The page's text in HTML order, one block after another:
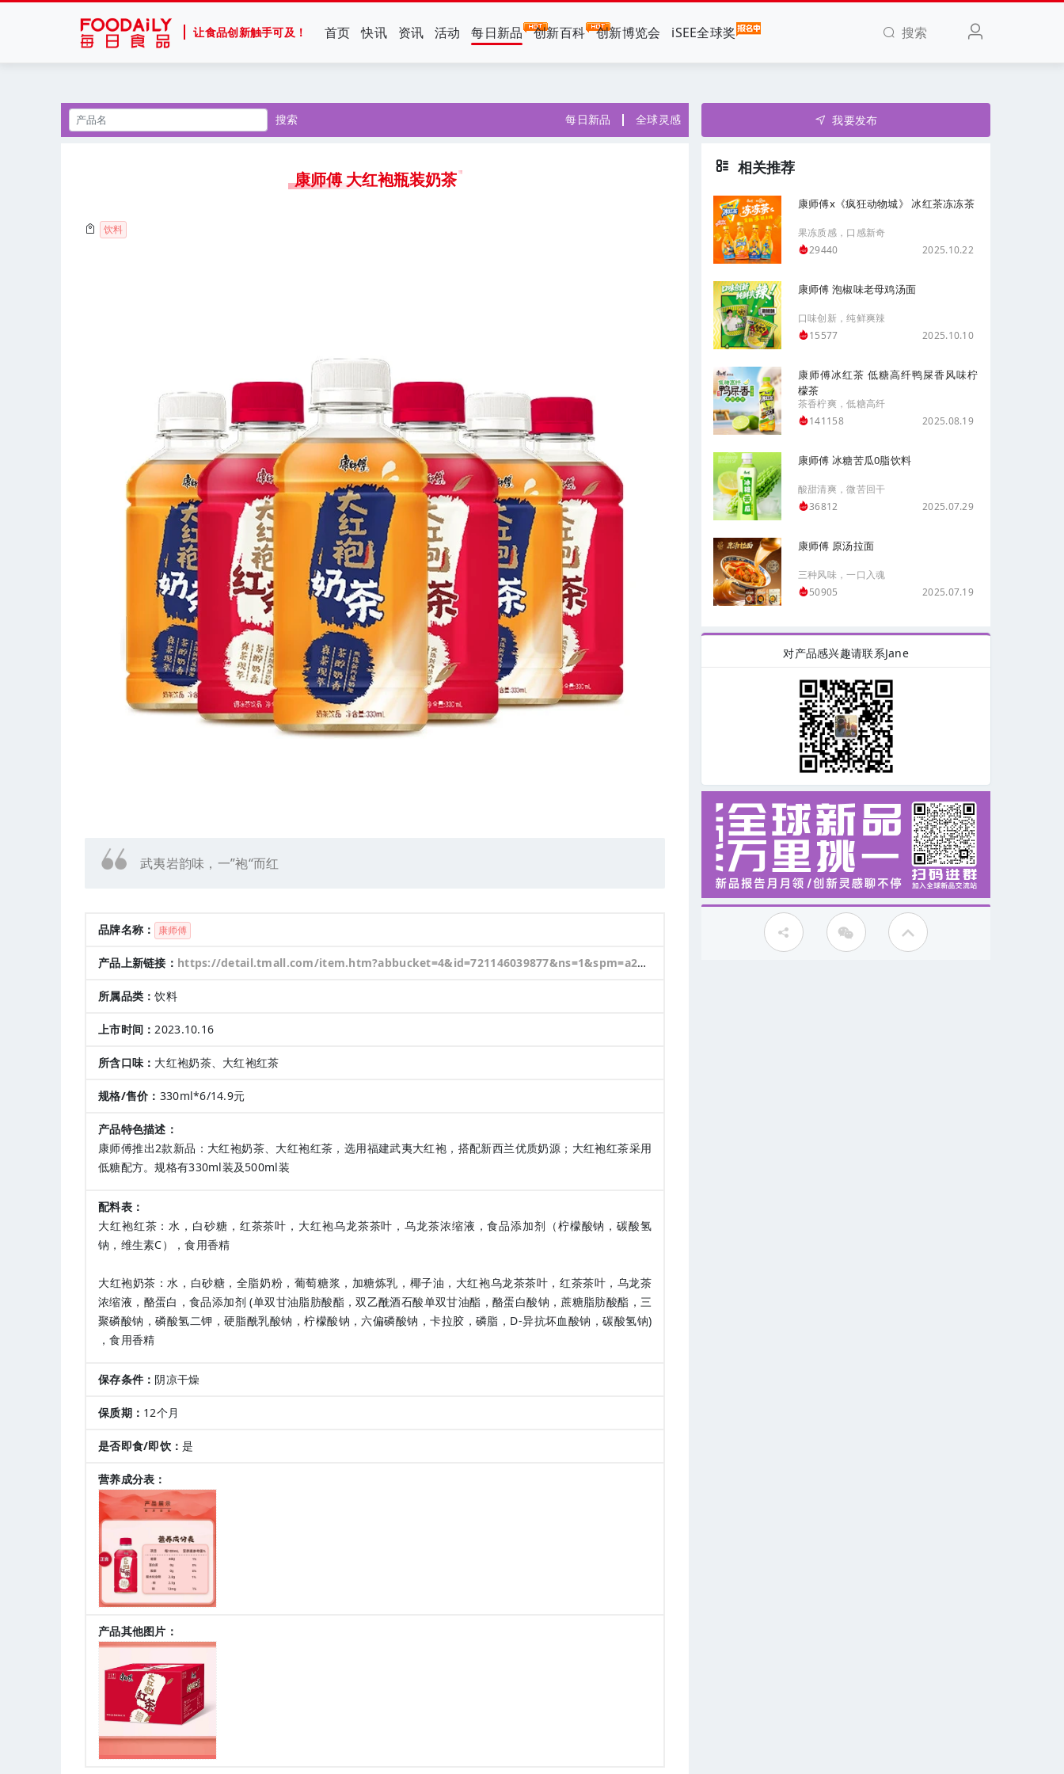
让食品创新触手可及！ 首页 快讯 资讯 活动 每日新品 创新百科 创新博览会 iSEE全球奖 搜索
搜索 每日新品 全球灵感
康师傅 大红袍瓶装奶茶
饮料
武夷岩韵味，一”袍“而红
品牌名称： 康师傅
产品上新链接： https://detail.tmall.com/item.htm?abbucket=4&id=721146039877&ns=1&spm=a21n57.1.0.0.19cf523csJjQpK
所属品类：饮料
上市时间：2023.10.16
所含口味： 大红袍奶茶、大红袍红茶
规格/售价： 330ml*6/14.9元
产品特色描述：
康师傅推出2款新品：大红袍奶茶、大红袍红茶，选用福建武夷大红袍，搭配新西兰优质奶源；大红袍红茶采用
低糖配方。规格有330ml装及500ml装
配料表：
大红袍红茶：水，白砂糖，红茶茶叶，大红袍乌龙茶茶叶，乌龙茶浓缩液，食品添加剂（柠檬酸钠，碳酸氢
钠，维生素C），食用香精
大红袍奶茶：水，白砂糖，全脂奶粉，葡萄糖浆，加糖炼乳，椰子油，大红袍乌龙茶茶叶，红茶茶叶，乌龙茶
浓缩液，酪蛋白，食品添加剂 (单双甘油脂肪酸酯，双乙酰酒石酸单双甘油酯，酪蛋白酸钠，蔗糖脂肪酸酯，三
聚磷酸钠，磷酸氢二钾，硬脂酰乳酸钠，柠檬酸钠，六偏磷酸钠，卡拉胶，磷脂，D-异抗坏血酸钠，碳酸氢钠)
，食用香精
保存条件： 阴凉干燥
保质期： 12个月
是否即食/即饮：是
营养成分表：
产品其他图片：
我要发布
相关推荐
康师傅x《疯狂动物城》 冰红茶冻冻茶
果冻质感，口感新奇
29440
2025.10.22
康师傅 泡椒味老母鸡汤面
口味创新，纯鲜爽辣
15577
2025.10.10
康师傅冰红茶 低糖高纤鸭屎香风味柠
檬茶
茶香柠爽，低糖高纤
141158
2025.08.19
康师傅 冰糖苦瓜0脂饮料
酸甜清爽，微苦回干
36812
2025.07.29
康师傅 原汤拉面
三种风味，一口入魂
50905
2025.07.19
对产品感兴趣请联系Jane